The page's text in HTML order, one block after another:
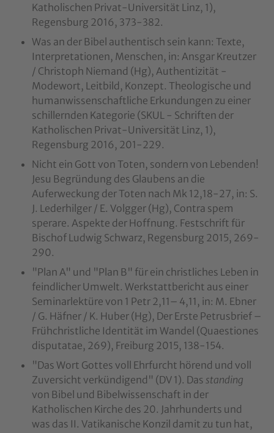
Katholischen Privat-Universität Linz, 1),
Regensburg 2016, 373-382.
Was an der Bibel authentisch sein kann: Texte,
Interpretationen, Menschen, in: Ansgar Kreutzer
/ Christoph Niemand (Hg), Authentizität -
Modewort, Leitbild, Konzept. Theologische und
humanwissenschaftliche Erkundungen zu einer
schillernden Kategorie (SKUL - Schriften der
Katholischen Privat-Universität Linz, 1),
Regensburg 2016, 201-229.
Nicht ein Gott von Toten, sondern von Lebenden!
Jesu Begründung des Glaubens an die
Auferweckung der Toten nach Mk 12,18-27, in: S.
J. Lederhilger / E. Volgger (Hg), Contra spem
sperare. Aspekte der Hoffnung. Festschrift für
Bischof Ludwig Schwarz, Regensburg 2015, 269-
290.
"Plan A" und "Plan B" für ein christliches Leben in
feindlicher Umwelt. Werkstattbericht aus einer
Seminarlektüre von 1 Petr 2,11– 4,11, in: M. Ebner
/ G. Häfner / K. Huber (Hg), Der Erste Petrusbrief –
Frühchristliche Identität im Wandel (Quaestiones
disputatae, 269), Freiburg 2015, 138-154.
"Das Wort Gottes voll Ehrfurcht hörend und voll
Zuversicht verkündigend" (DV 1). Das standing
von Bibel und Bibelwissenschaft in der
Katholischen Kirche des 20. Jahrhunderts und
was das II. Vatikanische Konzil damit zu tun hat,